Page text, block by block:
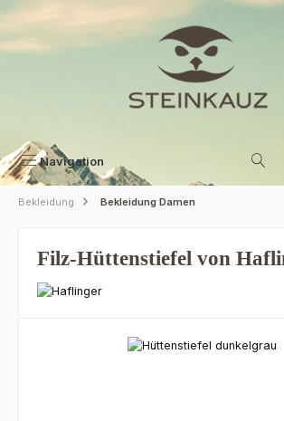
Zum Hauptinhalt springen
Navigation
Bekleidung Bekleidung Damen
Filz-Hüttenstiefel von
Bildergalerie überspringen